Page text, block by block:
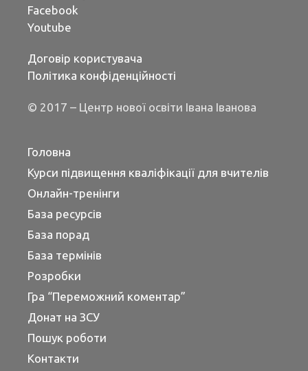
Facebook
Youtube
Договір користувача
Політика конфіденційності
© 2017 – Центр нової освіти Івана Іванова
Головна
Курси підвищення кваліфікації для вчителів
Онлайн-тренінги
База ресурсів
База порад
База термінів
Розробки
Гра “Переможний коментар”
Донат на ЗСУ
Пошук роботи
Контакти